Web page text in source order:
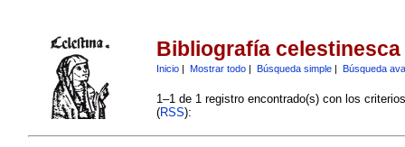
Bibliografía celestinesca
Inicio| Mostrar todo| Búsqueda simple| Búsqueda
1–1 de 1 registro encontrado(s) con los
(RSS):